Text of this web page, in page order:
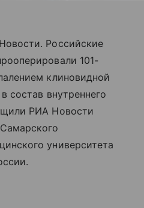
Российские
101-
клиновидной
состав внутреннего
РИА Новости
университета